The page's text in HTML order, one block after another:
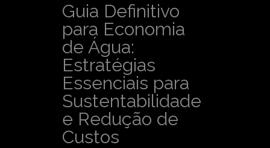
Guia Definitivo
para Economia
de Água:
Estratégias
Essenciais para
Sustentabilidade
e Redução de
Custos